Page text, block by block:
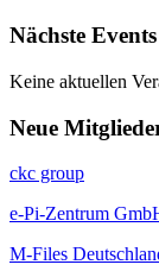
Nächste Events
Keine aktuellen
Neue
ckc group
e-Pi-Zentrum
M-Files